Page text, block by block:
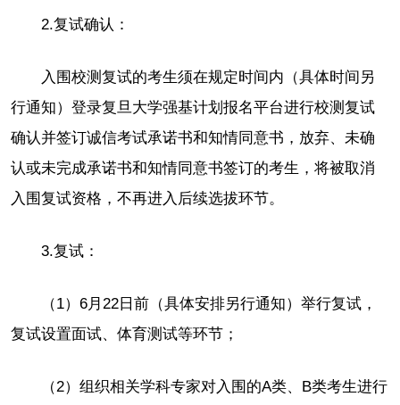
2.复试确认：
入围校测复试的考生须在规定时间内（具体时间另
行通知）登录复旦大学强基计划报名平台进行校测复试
确认并签订诚信考试承诺书和知情同意书，放弃、未确
认或未完成承诺书和知情同意书签订的考生，将被取消
入围复试资格，不再进入后续选拔环节。
3.复试：
（1）6月22日前（具体安排另行通知）举行复试，
复试设置面试、体育测试等环节；
（2）组织相关学科专家对入围的A类、B类考生进行